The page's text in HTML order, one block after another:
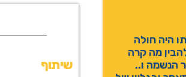
היה חולה
מה קרה
הנשמה ו..
שיתוף